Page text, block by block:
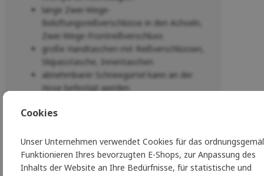
lange Zwei-Wege-
Belüftungsreißverschlüsse in den Achseln,
Zwei-Wege-Frontreißverschluss
große Handtaschen mit Reißverschlüssen,
Skipasstasche, Innentaschen
abnehmbarer Schneegürtel kann an der
Hose befestigt werden
verlängerter Rücken
Betonung der Ökologie bei der Produktion
von Materialien und dem
Herstellungsprozess: DWR-Behandlung
Cookies
Unser Unternehmen verwendet Cookies für das
Funktionieren Ihres bevorzugten E-Shops, zur Anpassung des
Inhalts der Website an Ihre Bedürfnisse, für statistische und